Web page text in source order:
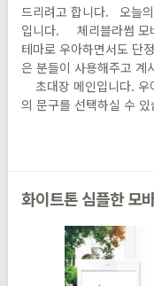
드리려고 합니다. 오늘
입니다. 체리블라썸 모
테마로 우아하면서도 단
은 분들이 사용해주고
초대장 메인입니다. 우
의 문구를 선택하실 수
화이트톤 심플한 모